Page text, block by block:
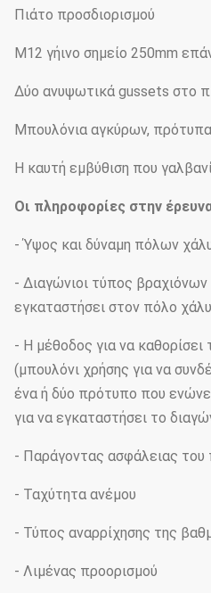
Πιάτο προσδιορισμού
M12 γήινο σημείο 250mm
Δύο ανυψωτικά gussets στο
Μπουλόνια αγκύρων,
Η καυτή εμβύθιση που
Οι πληροφορίες στην
- Ύψος και δύναμη πόλων
- Διαγώνιοι τύπος βραχιόνων
εγκαταστήσει στον πόλο
- Η μέθοδος για να καθορίσει
(μπουλόνι χρήσης για να
ένα ή δύο πρότυπο που
για να εγκαταστήσει το
- Παράγοντας ασφάλειας του
- Ταχύτητα ανέμου
- Τύπος αναρρίχησης της
- Λιμένας προορισμού